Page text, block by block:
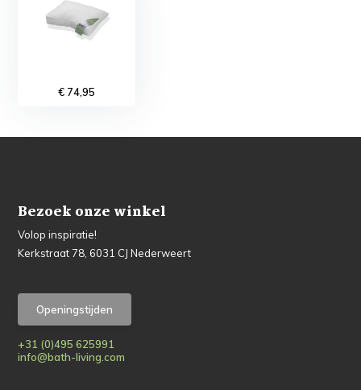
€ 74,95
Bezoek onze winkel
Volop inspiratie!
Kerkstraat 78, 6031 CJ Nederweert
Openingstijden
+31 (0)495 625991
info@bath-living.com